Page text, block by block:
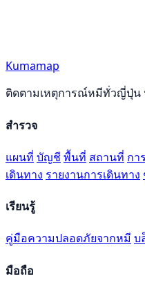
Kumamap
ติดตามเหตุการณ์หมีทั่วญี่ปุ่น
สำรวจ
แผนที่ บัญชี พื้นที่ สถานที่ กา
เดินทาง รายงานการเดินทาง
เรียนรู้
คู่มือความปลอดภัยจากหมี บ
มือถือ